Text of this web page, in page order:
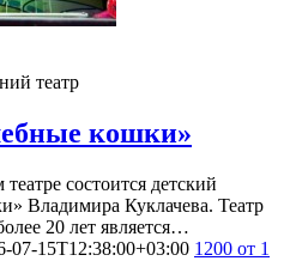
театр
кошки»
состоится детский
Владимира Куклачева. Театр
20 лет является…
07-15T12:38:00+03:00 1200 от 1